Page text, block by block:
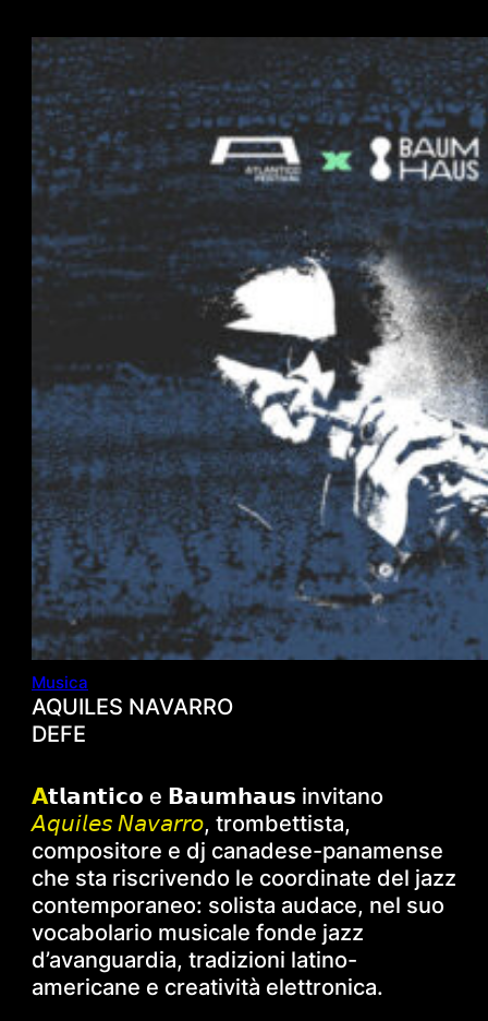
Musica
AQUILES NAVARRO
DEFE
𝗔𝘁𝗹𝗮𝗻𝘁𝗶𝗰𝗼 e 𝗕𝗮𝘂𝗺𝗵𝗮𝘂𝘀 invitano
𝘈𝘲𝘶𝘪𝘭𝘦𝘴 𝘕𝘢𝘷𝘢𝘳𝘳𝘰, trombettista,
compositore e dj canadese-panamense
che sta riscrivendo le coordinate del jazz
contemporaneo: solista audace, nel suo
vocabolario musicale fonde jazz
d’avanguardia, tradizioni latino-
americane e creatività elettronica.